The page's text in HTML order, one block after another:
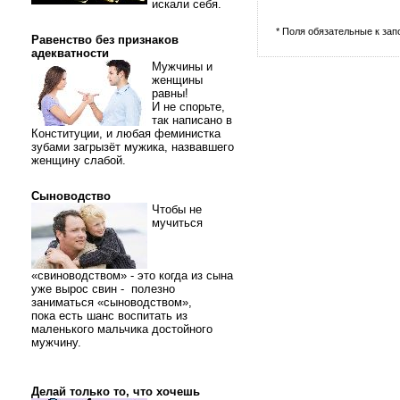
искали себя.
Равенство без признаков
адекватности
Мужчины и
женщины
равны!
И не спорьте,
так написано в
Конституции, и любая феминистка
зубами загрызёт мужика, назвавшего
женщину слабой.
Сыноводство
Чтобы не
мучиться
«свиноводством» - это когда из сына
уже вырос свин - полезно
заниматься «сыноводством»,
пока есть шанс воспитать из
маленького мальчика достойного
мужчину.
Делай только то, что хочешь
* Поля обязательные к